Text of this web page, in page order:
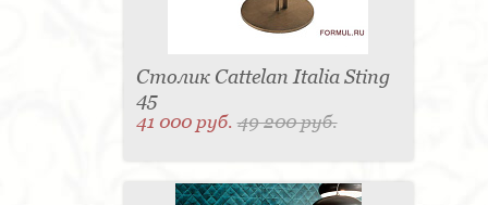
Столик Cattelan Italia Sting
45
41 000 руб.49 200 руб.